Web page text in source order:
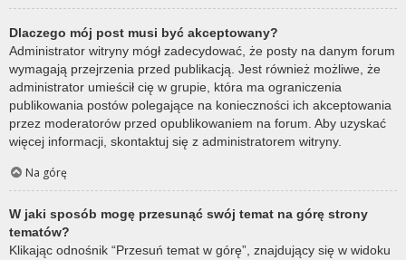
Dlaczego mój post musi być akceptowany?
Administrator witryny mógł zadecydować, że posty na danym forum
wymagają przejrzenia przed publikacją. Jest również możliwe, że
administrator umieścił cię w grupie, która ma ograniczenia
publikowania postów polegające na konieczności ich akceptowania
przez moderatorów przed opublikowaniem na forum. Aby uzyskać
więcej informacji, skontaktuj się z administratorem witryny.
Na górę
W jaki sposób mogę przesunąć swój temat na górę strony
tematów?
Klikając odnośnik “Przesuń temat w górę”, znajdujący się w widoku